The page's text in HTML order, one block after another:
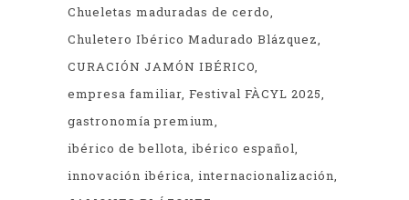
Chueletas maduradas de cerdo
Chuletero Ibérico Madurado Blázquez
CURACIÓN JAMÓN IBÉRICO
empresa familiar Festival FÀCYL 2025
gastronomía premium
ibérico de bellota ibérico español
innovación ibérica internacionalización